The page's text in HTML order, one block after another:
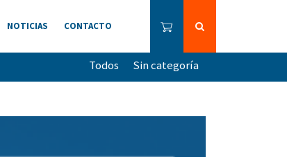
NOTICIAS CONTACTO
Todos Sin categoría